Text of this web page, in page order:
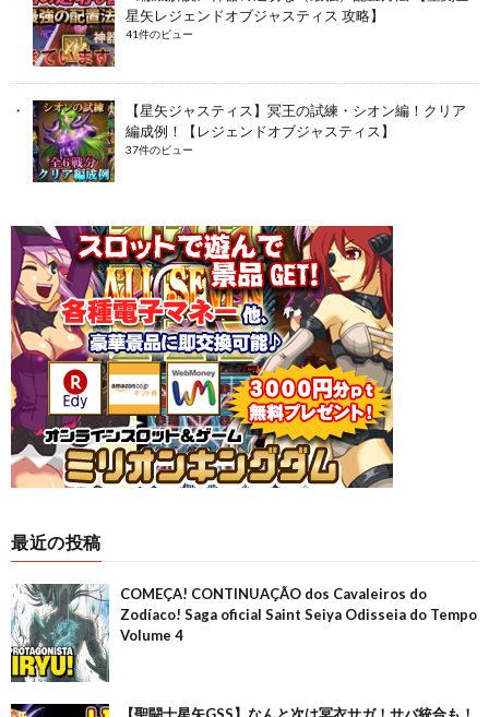
星矢レジェンドオブジャスティス 攻略】
41件のビュー
【星矢ジャスティス】冥王の試練・シオン編！クリア
編成例！【レジェンドオブジャスティス】
37件のビュー
最近の投稿
COMEÇA! CONTINUAÇÃO dos Cavaleiros do
Zodíaco! Saga oficial Saint Seiya Odisseia do Tempo
Volume 4
【聖闘士星矢GSS】なんと次は冥衣サガ！サバ統合も！